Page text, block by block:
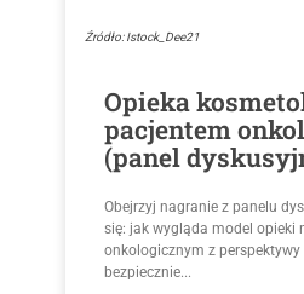
Źródło: Istock_Dee21
Opieka
pacjentem
(panel
Obejrzyj nagranie z panelu
się: jak wygląda model opieki
onkologicznym z
bezpiecznie...